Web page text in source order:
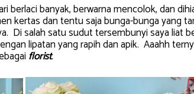
berlaci banyak, berwarna mencolok, dan
kertas dan tentu saja bunga-bunga yang
Di salah satu sudut tersembunyi saya liat
lipatan yang rapih dan apik. Aaahh
florist.